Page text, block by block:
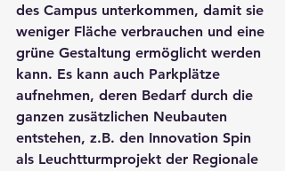
des Campus unterkommen, damit sie
weniger Fläche verbrauchen und eine
grüne Gestaltung ermöglicht werden
kann. Es kann auch Parkplätze
aufnehmen, deren Bedarf durch die
ganzen zusätzlichen Neubauten
entstehen, z.B. den Innovation Spin
als Leuchtturmprojekt der Regionale